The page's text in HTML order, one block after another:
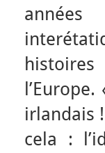
années
irlandais
cela :